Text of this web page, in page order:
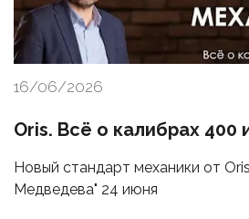
16/06/2026
Oris. Всё о калибрах 400
Новый стандарт механики от
Медведева" 24 июня